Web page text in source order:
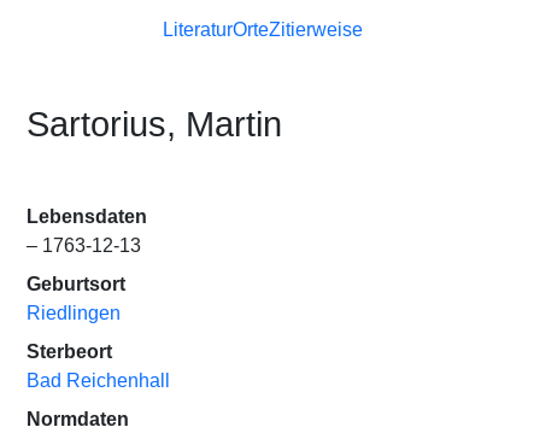
LiteraturOrteZitierweise
Sartorius, Martin
Lebensdaten
– 1763-12-13
Geburtsort
Riedlingen
Sterbeort
Bad Reichenhall
Normdaten